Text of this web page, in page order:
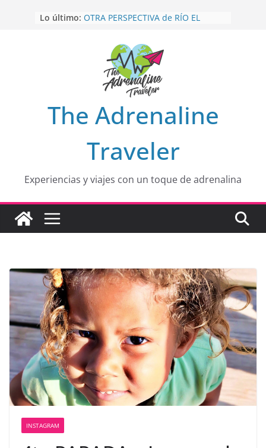
Lo último: OTRA PERSPECTIVA de RÍO EL
desde yo soy
Aprovechando que Wen tenía que
EL SENDERO DEL CACAO: Excelente
opción
HOSPEDAJE AL NATURALSHH !!
En
The Adrenaline
Traveler
Experiencias y viajes con un toque de adrenalina
INSTAGRAM